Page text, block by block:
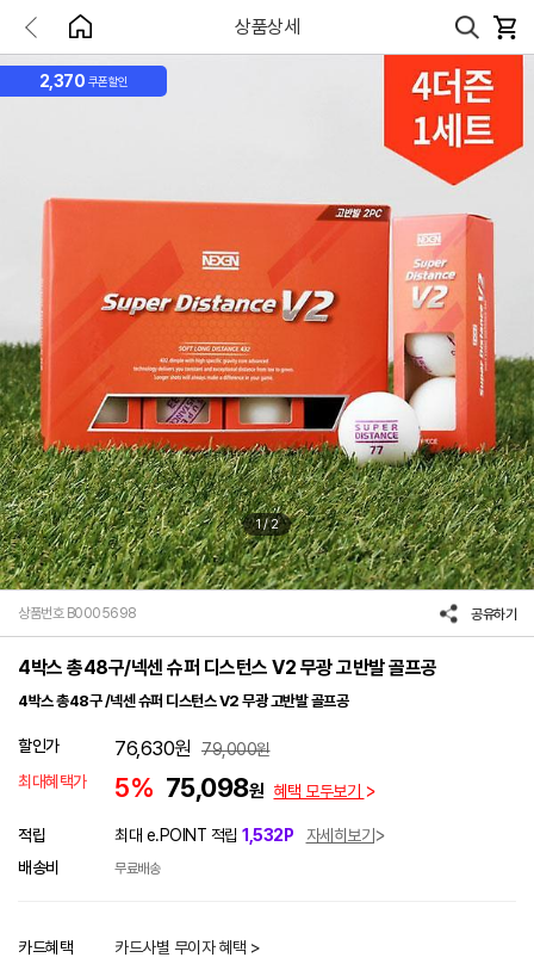
상품상세
2,370 쿠폰할인
1/2
상품번호 B0005698 공유하기
4박스 총48구/넥센 슈퍼 디스턴스 V2 무광 고반발 골프공
4박스 총48구 /넥센 슈퍼 디스턴스 V2 무광 고반발 골프공
할인가 76,630원 79,000원
최대혜택가
5% 75,098원 혜택 모두보기
적립 최대 e.POINT 적립 1,532P
자세히보기
배송비
무료배송
카드혜택 카드사별 무이자 혜택 >